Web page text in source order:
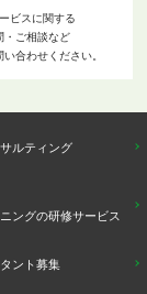
ビスに関する
・ご相談など
合わせください。
ルティング
ングの研修サービス
ント募集